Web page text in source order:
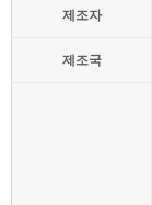
제조자
제조국